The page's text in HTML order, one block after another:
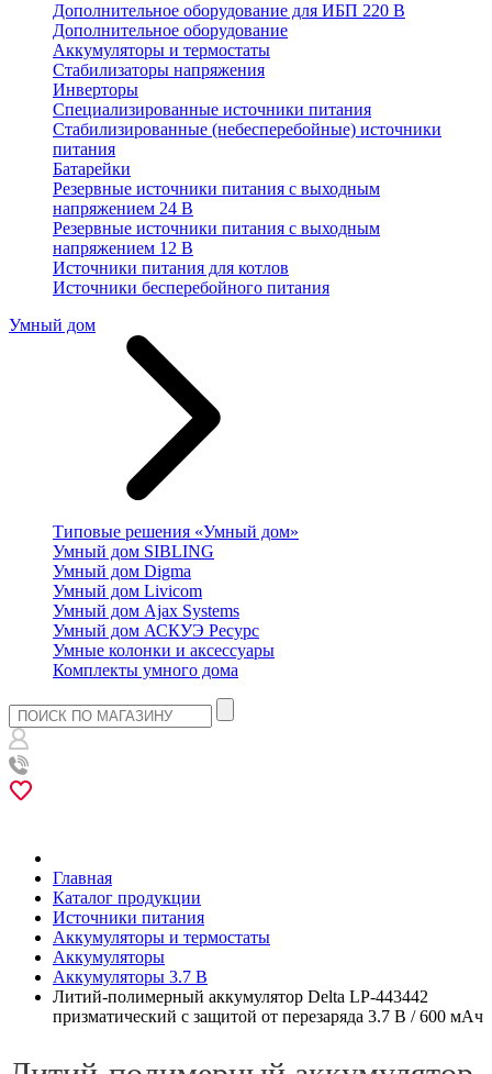
Дополнительное оборудование для ИБП 220 В
Дополнительное оборудование
Аккумуляторы и термостаты
Стабилизаторы напряжения
Инверторы
Специализированные источники питания
Стабилизированные (небесперебойные) источники
питания
Батарейки
Резервные источники питания с выходным
напряжением 24 В
Резервные источники питания с выходным
напряжением 12 В
Источники питания для котлов
Источники бесперебойного питания
Умный дом
Типовые решения «Умный дом»
Умный дом SIBLING
Умный дом Digma
Умный дом Livicom
Умный дом Ajax Systems
Умный дом АСКУЭ Ресурс
Умные колонки и аксессуары
Комплекты умного дома
Главная
Каталог продукции
Источники питания
Аккумуляторы и термостаты
Аккумуляторы
Аккумуляторы 3.7 В
Литий-полимерный аккумулятор Delta LP-443442
призматический с защитой от перезаряда 3.7 В / 600 мАч